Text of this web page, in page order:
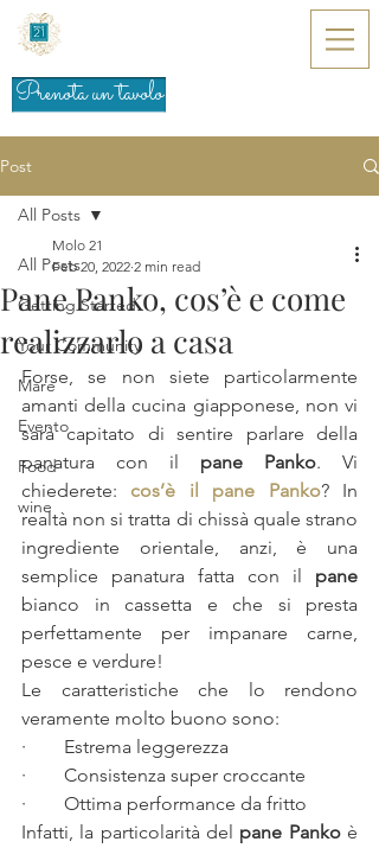
Prenota un tavolo
Post
All Posts
Getting Started
Your Community
Mare
Evento
Food
wine
All Posts
Pane Panko, cos’è e come
realizzarlo a casa
Molo 21
Feb 20, 2022 2 min read
Forse, se non siete particolarmente
amanti della cucina giapponese, non vi
sarà capitato di sentire parlare della
panatura con il pane Panko. Vi
chiederete: cos’è il pane Panko? In
realtà non si tratta di chissà quale strano
ingrediente orientale, anzi, è una
semplice panatura fatta con il pane
bianco in cassetta e che si presta
perfettamente per impanare carne,
pesce e verdure!
Le caratteristiche che lo rendono
veramente molto buono sono:
·        Estrema leggerezza
·        Consistenza super croccante
·        Ottima performance da fritto
Infatti, la particolarità del pane Panko è